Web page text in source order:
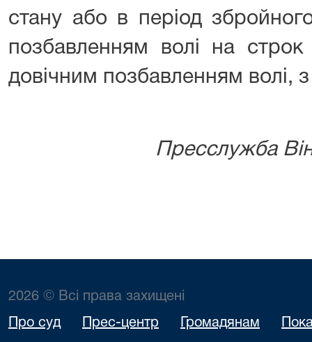
стану або в період
позбавленням волі на строк
довічним позбавленням волі,
Пресслужба
2026 © Всі права захищені
Про суд Прес-центр Громадянам